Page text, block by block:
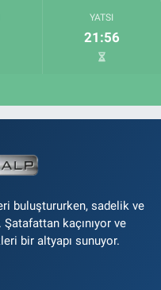
YATSI
21:56
buluştururken, sadelik ve
kaçınıyor ve
bir altyapı sunuyor.